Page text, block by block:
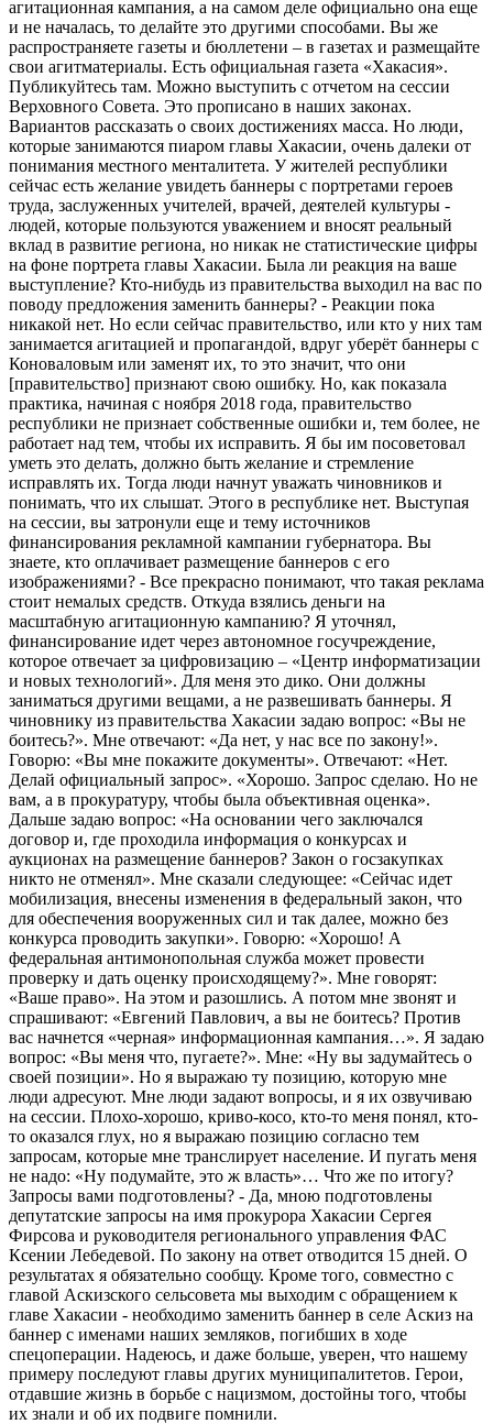
агитационная кампания, а на самом деле официально она еще
и не началась, то делайте это другими способами. Вы же
распространяете газеты и бюллетени – в газетах и размещайте
свои агитматериалы. Есть официальная газета «Хакасия».
Публикуйтесь там. Можно выступить с отчетом на сессии
Верховного Совета. Это прописано в наших законах.
Вариантов рассказать о своих достижениях масса. Но люди,
которые занимаются пиаром главы Хакасии, очень далеки от
понимания местного менталитета. У жителей республики
сейчас есть желание увидеть баннеры с портретами героев
труда, заслуженных учителей, врачей, деятелей культуры -
людей, которые пользуются уважением и вносят реальный
вклад в развитие региона, но никак не статистические цифры
на фоне портрета главы Хакасии. Была ли реакция на ваше
выступление? Кто-нибудь из правительства выходил на вас по
поводу предложения заменить баннеры? - Реакции пока
никакой нет. Но если сейчас правительство, или кто у них там
занимается агитацией и пропагандой, вдруг уберёт баннеры с
Коноваловым или заменят их, то это значит, что они
[правительство] признают свою ошибку. Но, как показала
практика, начиная с ноября 2018 года, правительство
республики не признает собственные ошибки и, тем более, не
работает над тем, чтобы их исправить. Я бы им посоветовал
уметь это делать, должно быть желание и стремление
исправлять их. Тогда люди начнут уважать чиновников и
понимать, что их слышат. Этого в республике нет. Выступая
на сессии, вы затронули еще и тему источников
финансирования рекламной кампании губернатора. Вы
знаете, кто оплачивает размещение баннеров с его
изображениями? - Все прекрасно понимают, что такая реклама
стоит немалых средств. Откуда взялись деньги на
масштабную агитационную кампанию? Я уточнял,
финансирование идет через автономное госучреждение,
которое отвечает за цифровизацию – «Центр информатизации
и новых технологий». Для меня это дико. Они должны
заниматься другими вещами, а не развешивать баннеры. Я
чиновнику из правительства Хакасии задаю вопрос: «Вы не
боитесь?». Мне отвечают: «Да нет, у нас все по закону!».
Говорю: «Вы мне покажите документы». Отвечают: «Нет.
Делай официальный запрос». «Хорошо. Запрос сделаю. Но не
вам, а в прокуратуру, чтобы была объективная оценка».
Дальше задаю вопрос: «На основании чего заключался
договор и, где проходила информация о конкурсах и
аукционах на размещение баннеров? Закон о госзакупках
никто не отменял». Мне сказали следующее: «Сейчас идет
мобилизация, внесены изменения в федеральный закон, что
для обеспечения вооруженных сил и так далее, можно без
конкурса проводить закупки». Говорю: «Хорошо! А
федеральная антимонопольная служба может провести
проверку и дать оценку происходящему?». Мне говорят:
«Ваше право». На этом и разошлись. А потом мне звонят и
спрашивают: «Евгений Павлович, а вы не боитесь? Против
вас начнется «черная» информационная кампания…». Я задаю
вопрос: «Вы меня что, пугаете?». Мне: «Ну вы задумайтесь о
своей позиции». Но я выражаю ту позицию, которую мне
люди адресуют. Мне люди задают вопросы, и я их озвучиваю
на сессии. Плохо-хорошо, криво-косо, кто-то меня понял, кто-
то оказался глух, но я выражаю позицию согласно тем
запросам, которые мне транслирует население. И пугать меня
не надо: «Ну подумайте, это ж власть»… Что же по итогу?
Запросы вами подготовлены? - Да, мною подготовлены
депутатские запросы на имя прокурора Хакасии Сергея
Фирсова и руководителя регионального управления ФАС
Ксении Лебедевой. По закону на ответ отводится 15 дней. О
результатах я обязательно сообщу. Кроме того, совместно с
главой Аскизского сельсовета мы выходим с обращением к
главе Хакасии - необходимо заменить баннер в селе Аскиз на
баннер с именами наших земляков, погибших в ходе
спецоперации. Надеюсь, и даже больше, уверен, что нашему
примеру последуют главы других муниципалитетов. Герои,
отдавшие жизнь в борьбе с нацизмом, достойны того, чтобы
их знали и об их подвиге помнили.